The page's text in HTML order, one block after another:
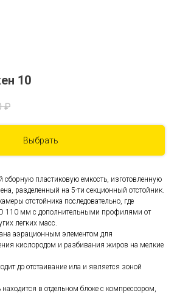
10
₽
Выбрать
сборную пластиковую емкость, изготовленную
разделенный на 5-ти секционный отстойник.
отстойника последовательно, где
110 мм с дополнительными профилями от
легких масс.
аэрационным элементом для
кислородом и разбивания жиров на мелкие
до отстаивание ила и является зоной
в отдельном блоке с компрессором,